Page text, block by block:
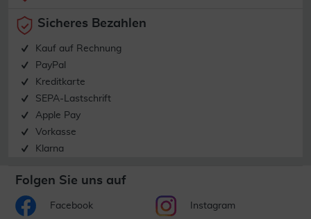
Sicheres Bezahlen
Kauf auf Rechnung
PayPal
Kreditkarte
SEPA-Lastschrift
Apple Pay
Vorkasse
Klarna
Folgen Sie uns auf
Facebook Instagram